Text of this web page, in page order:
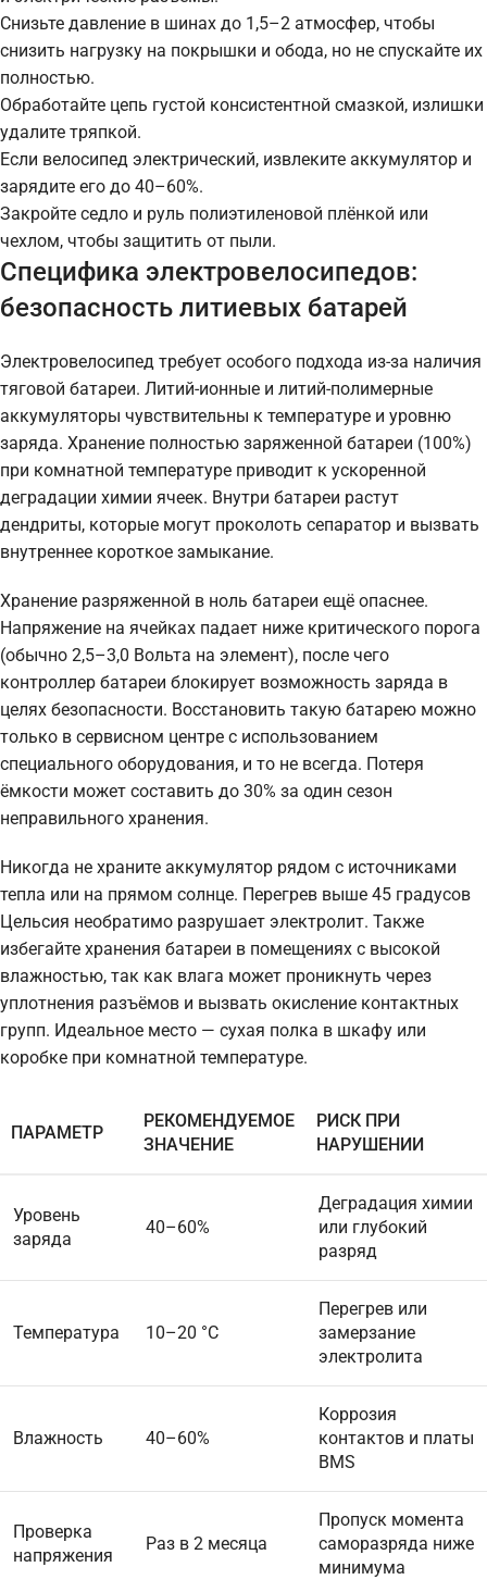
Снизьте давление в шинах до 1,5–2 атмосфер, чтобы
снизить нагрузку на покрышки и обода, но не спускайте их
полностью.
Обработайте цепь густой консистентной смазкой, излишки
удалите тряпкой.
Если велосипед электрический, извлеките аккумулятор и
зарядите его до 40–60%.
Закройте седло и руль полиэтиленовой плёнкой или
чехлом, чтобы защитить от пыли.
Специфика электровелосипедов:
безопасность литиевых батарей
Электровелосипед требует особого подхода из-за наличия
тяговой батареи. Литий-ионные и литий-полимерные
аккумуляторы чувствительны к температуре и уровню
заряда. Хранение полностью заряженной батареи (100%)
при комнатной температуре приводит к ускоренной
деградации химии ячеек. Внутри батареи растут
дендриты, которые могут проколоть сепаратор и вызвать
внутреннее короткое замыкание.
Хранение разряженной в ноль батареи ещё опаснее.
Напряжение на ячейках падает ниже критического порога
(обычно 2,5–3,0 Вольта на элемент), после чего
контроллер батареи блокирует возможность заряда в
целях безопасности. Восстановить такую батарею можно
только в сервисном центре с использованием
специального оборудования, и то не всегда. Потеря
ёмкости может составить до 30% за один сезон
неправильного хранения.
Никогда не храните аккумулятор рядом с источниками
тепла или на прямом солнце. Перегрев выше 45 градусов
Цельсия необратимо разрушает электролит. Также
избегайте хранения батареи в помещениях с высокой
влажностью, так как влага может проникнуть через
уплотнения разъёмов и вызвать окисление контактных
групп. Идеальное место — сухая полка в шкафу или
коробке при комнатной температуре.
ПАРАМЕТР
РЕКОМЕНДУЕМОЕ
ЗНАЧЕНИЕ
РИСК ПРИ
НАРУШЕНИИ
Уровень
заряда
40–60%
Деградация химии
или глубокий
разряд
Температура 10–20 °C
Перегрев или
замерзание
электролита
Влажность 40–60%
Коррозия
контактов и платы
BMS
Проверка
напряжения
Раз в 2 месяца
Пропуск момента
саморазряда ниже
минимума